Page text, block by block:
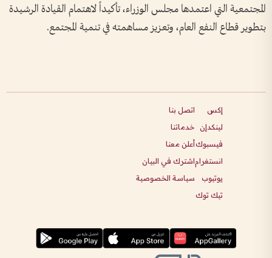
المجتمعية التي اعتمدها مجلس الوزراء، تأكيداً لاهتمام القيادة الرشيدة
بتطوير قطاع النفع العام، وتعزيز مساهمته في تنمية المجتمع.
إكس
لينكدإن
فيسبوك
انستغرام
يوتيوب
تيك توك
اتصل بنا
خدماتنا
أعلن معنا
اشترك في البيان
سياسة الخصوصية